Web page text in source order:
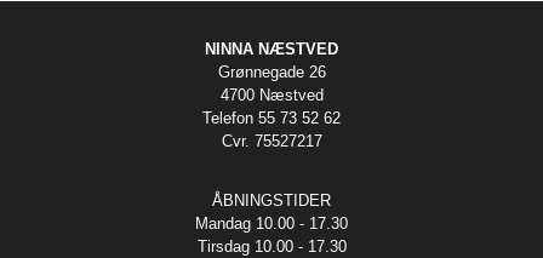
NINNA NÆSTVED
Grønnegade 26
4700 Næstved
Telefon 55 73 52 62
Cvr. 75527217
ÅBNINGSTIDER
Mandag 10.00 - 17.30
Tirsdag 10.00 - 17.30